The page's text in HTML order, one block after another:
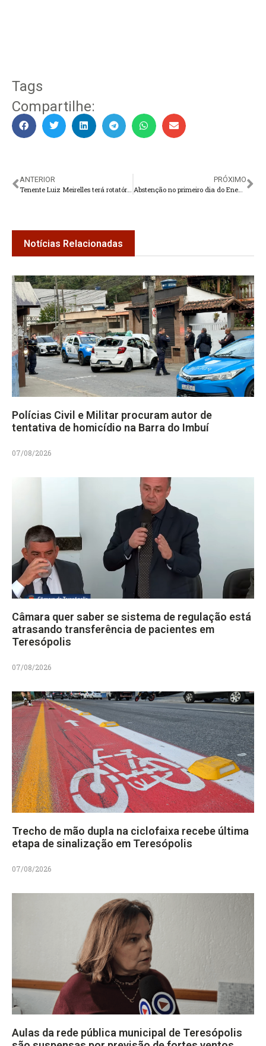
Tags
Compartilhe:
ANTERIOR
PRÓXIMO
Notícias Relacionadas
Polícias Civil e Militar procuram autor de
tentativa de homicídio na Barra do Imbuí
07/08/2026
Câmara quer saber se sistema de regulação está
atrasando transferência de pacientes em
Teresópolis
07/08/2026
Trecho de mão dupla na ciclofaixa recebe última
etapa de sinalização em Teresópolis
07/08/2026
Aulas da rede pública municipal de Teresópolis